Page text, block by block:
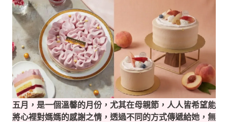
五月，是一個溫馨的月份，尤其在母親節，人人皆希望能
將心裡對媽媽的感謝之情，透過不同的方式傳遞給她，無